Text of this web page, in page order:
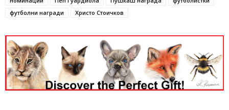
футболни награди
Христо Стоичков